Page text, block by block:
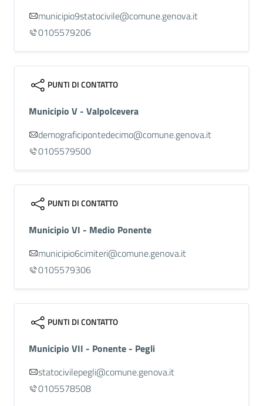
municipio9statocivile@comune.genova.it
0105579206
PUNTI DI CONTATTO
Municipio V - Valpolcevera
demograficipontedecimo@comune.genova.it
0105579500
PUNTI DI CONTATTO
Municipio VI - Medio Ponente
municipio6cimiteri@comune.genova.it
0105579306
PUNTI DI CONTATTO
Municipio VII - Ponente - Pegli
statocivilepegli@comune.genova.it
0105578508